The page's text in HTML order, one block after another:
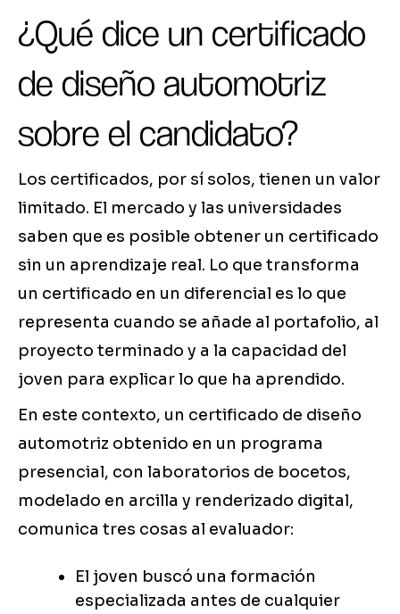
¿Qué dice un certificado
de diseño automotriz
sobre el candidato?
Los certificados, por sí solos, tienen un valor
limitado. El mercado y las universidades
saben que es posible obtener un certificado
sin un aprendizaje real. Lo que transforma
un certificado en un diferencial es lo que
representa cuando se añade al portafolio, al
proyecto terminado y a la capacidad del
joven para explicar lo que ha aprendido.
En este contexto, un certificado de diseño
automotriz obtenido en un programa
presencial, con laboratorios de bocetos,
modelado en arcilla y renderizado digital,
comunica tres cosas al evaluador:
El joven buscó una formación
especializada antes de cualquier